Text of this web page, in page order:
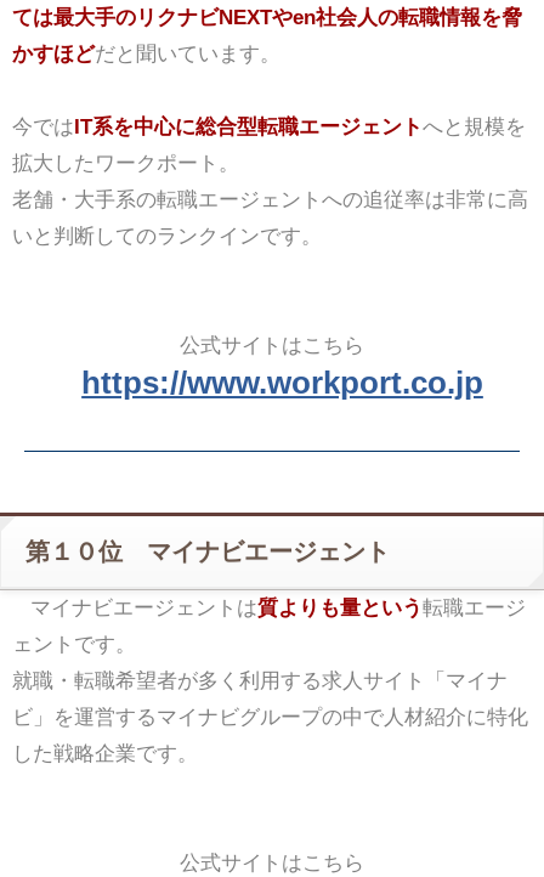
ては最大手のリクナビNEXTやen社会人の転職情報を脅
かすほどだと聞いています。
今ではIT系を中心に総合型転職エージェントへと規模を
拡大したワークポート。
老舗・大手系の転職エージェントへの追従率は非常に高
いと判断してのランクインです。
公式サイトはこちら
https://www.workport.co.jp
第１０位 マイナビエージェント
マイナビエージェントは質よりも量という転職エージ
ェントです。
就職・転職希望者が多く利用する求人サイト「マイナ
ビ」を運営するマイナビグループの中で人材紹介に特化
した戦略企業です。
公式サイトはこちら